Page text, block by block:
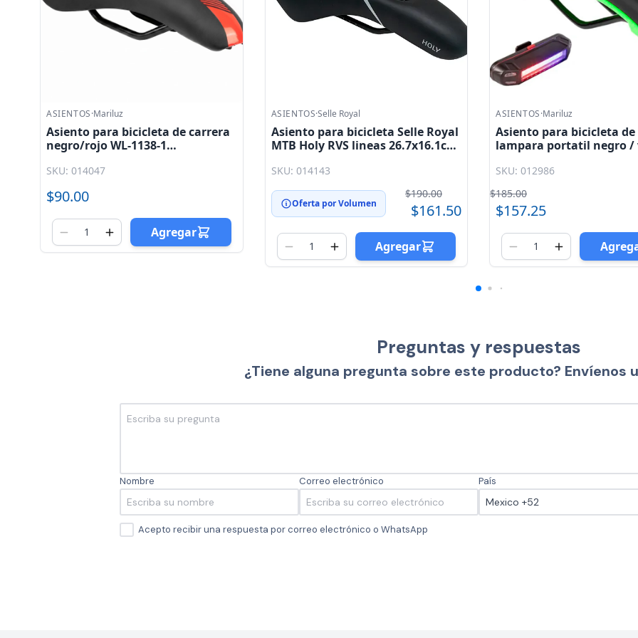
ASIENTOS·Selle Royal
Asiento para bicicleta Selle Royal
MTB Holy RVS lineas 26.7x16.1cm
SKU: 014143
Oferta por Volumen
Agregar
ASIENTOS·Mariluz
Asiento para bicicleta de gel con
lampara portatil negro / verde
SKU: 012986
$185.00
$157.25
Agregar
ASIENTOS·Selle Royal
Asiento para bicicleta
Royal prostatilo con
SKU: 014157
$130.00
$110.50
Preguntas y respuestas
¿Tiene alguna pregunta sobre este producto? Envíenos
Nombre Correo electrónico País
Acepto recibir una respuesta por correo electrónico o WhatsApp